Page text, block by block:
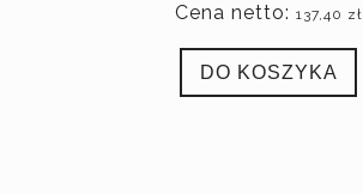
Cena netto: 137,40 zł
DO KOSZYKA